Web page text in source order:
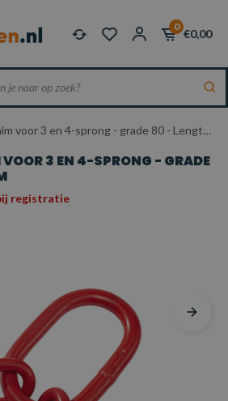
0
€0,00
voor 3 en 4-sprong - grade 80 - Lengte 10 mm
3 EN 4-SPRONG - GRADE
registratie